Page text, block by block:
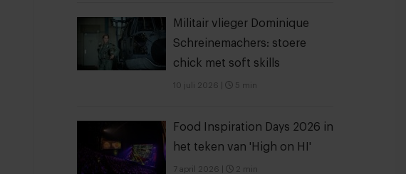
Militair vlieger Dominique
Schreinemachers: stoere
chick met soft skills
10 juli 2026 5 min
Food Inspiration Days 2026 in
het teken van 'High on HI'
7 april 2026 2 min